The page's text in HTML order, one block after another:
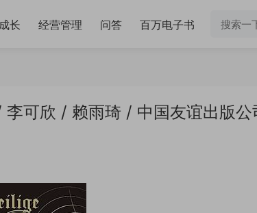
长 经营管理 问答 百万电子书
李可欣 / 赖雨琦 / 中国友谊出版